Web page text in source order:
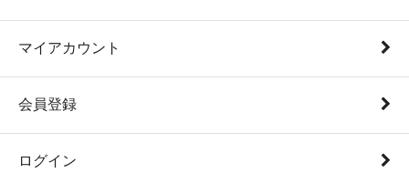
マイアカウント
会員登録
ログイン